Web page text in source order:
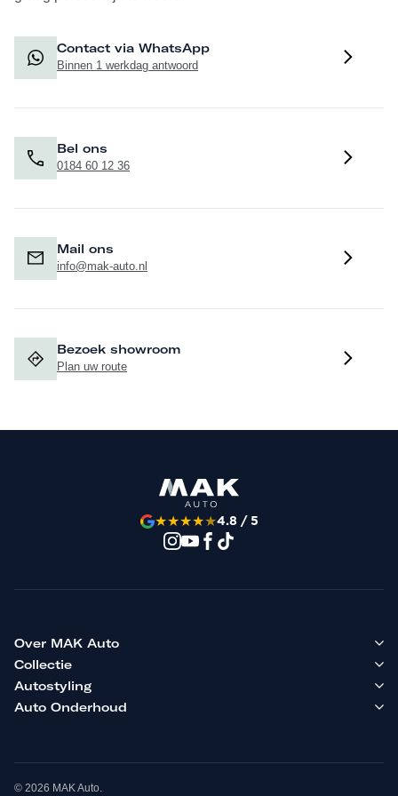
maand. Lever uw KVK nummer, banknummer,
rijbewijsnummer en geboortedatum aan en binnen 24 uur
Hoewel aan de informatie van deze website de grootst
mogelijke zorg wordt besteed, kunnen wij niet
belangrijk, dan adviseren wij u hier specifiek naar te
vragen.
Contact via WhatsApp
Binnen 1 werkdag antwoord
Bel ons
0184 60 12 36
Mail ons
info@mak-auto.nl
Bezoek showroom
Plan uw route
★★★★★4.8 / 5
Over MAK Auto
Collectie
Autostyling
Auto Onderhoud
© 2026 MAK Auto.